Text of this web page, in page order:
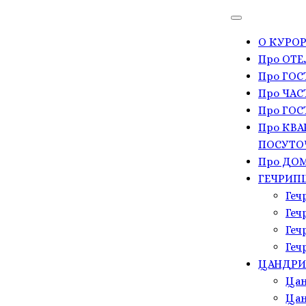
О
Про
Про
Про
Про
Про
Про